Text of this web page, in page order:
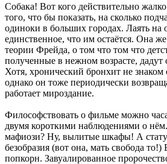
Собака! Вот кого действительно
того, что бы показать, на сколько
одиноки в больших городах. Лаять
единственное, что им остаётся. Она же
теории Фрейда, о том что том что
полученные в нежном возрасте, дадут
Хотя, хронический бронхит не
однако он тоже периодически
работает мироздание.
Философствовать о фильме можно
двумя короткими наблюдениями о
мафиози? Ну, вылитые шкафы! А
безобразия (вот она, мать свобода то!)
попкорн. Завуалированное